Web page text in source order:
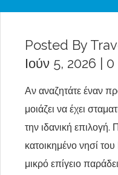
Posted By
Ιούν 5, 2026 | 0
Αν αναζητάτε έναν
μοιάζει να έχει
την ιδανική επιλογή.
κατοικημένο νησί
μικρό επίγειο